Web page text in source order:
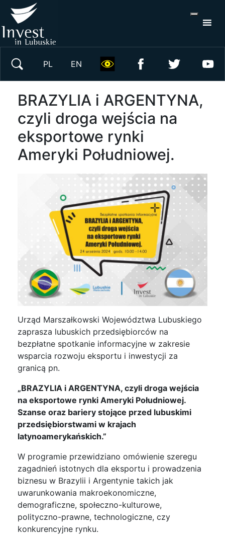
PL EN
BRAZYLIA i ARGENTYNA,
czyli droga wejścia na
eksportowe rynki
Ameryki Południowej.
Urząd Marszałkowski Województwa Lubuskiego
zaprasza lubuskich przedsiębiorców na
bezpłatne spotkanie informacyjne w zakresie
wsparcia rozwoju eksportu i inwestycji za
granicą pn.
„BRAZYLIA i ARGENTYNA, czyli droga wejścia
na eksportowe rynki Ameryki Południowej.
Szanse oraz bariery stojące przed lubuskimi
przedsiębiorstwami w krajach
latynoamerykańskich.”
W programie przewidziano omówienie szeregu
zagadnień istotnych dla eksportu i prowadzenia
biznesu w Brazylii i Argentynie takich jak
uwarunkowania makroekonomiczne,
demograficzne, społeczno-kulturowe,
polityczno-prawne, technologiczne, czy
konkurencyjne rynku.
Wyszukaj w serwisie